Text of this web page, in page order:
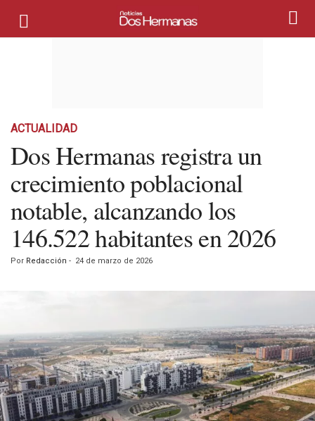
ACTUALIDAD
Dos Hermanas registra un
crecimiento poblacional
notable, alcanzando los
146.522 habitantes en 2026
Por Redacción - 24 de marzo de 2026